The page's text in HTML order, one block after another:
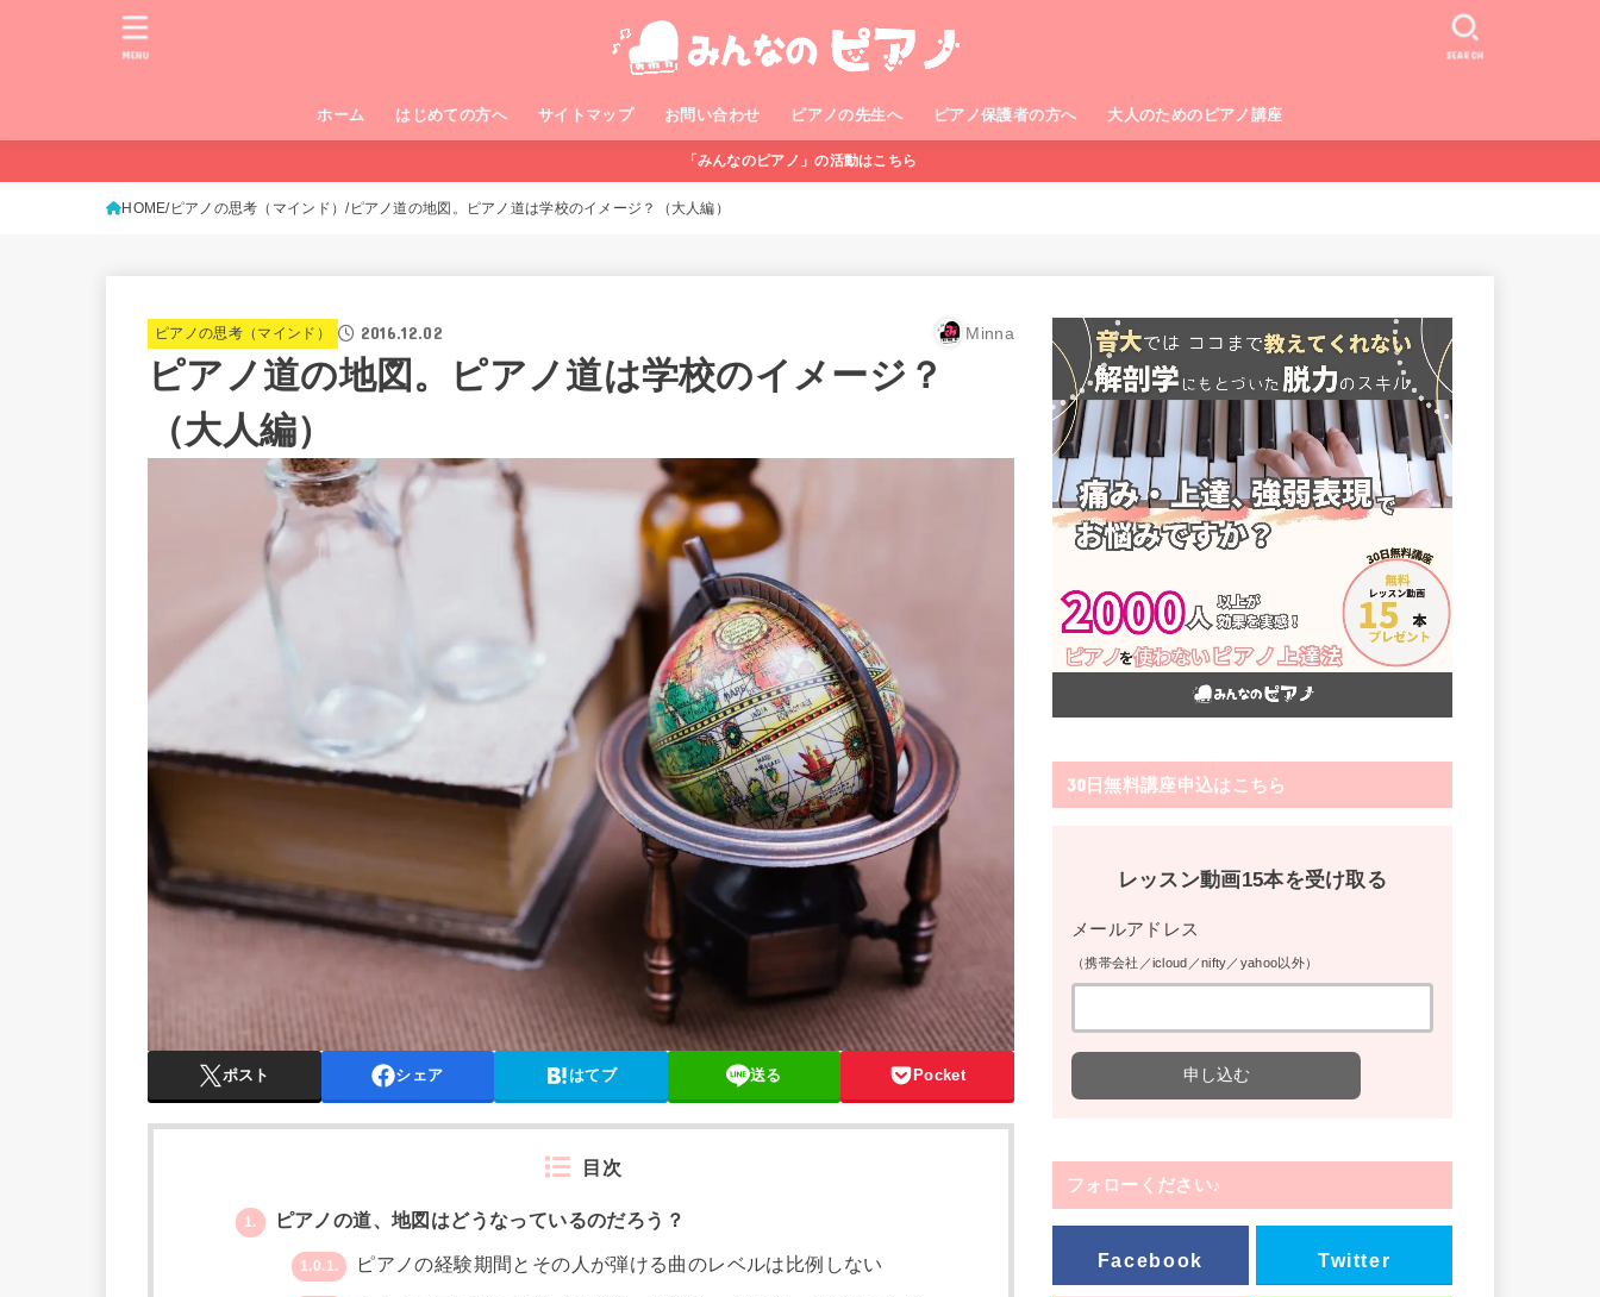
ホーム はじめての方へ サイトマップ お問い合わせ ピアノの先生へ ピアノ保護者の方へ 大人のためのピアノ講座
SEARCH
MENU
「みんなのピアノ」の活動はこちら
HOME ピアノの思考（マインド） ピアノ道の地図。ピアノ道は学校のイメージ？（大人編）
ピアノの思考（マインド） 2016.12.02 Minna
ピアノ道の地図。ピアノ道は学校のイメージ？
（大人編）
ポスト シェア はてブ 送る Pocket
目次
1. ピアノの道、地図はどうなっているのだろう？
1.0.1. ピアノの経験期間とその人が弾ける曲のレベルは比例しない
30日無料講座申込はこちら
レッスン動画15本を受け取る
メールアドレス
（携帯会社／icloud／nifty／yahoo以外）
フォローください♪
Facebook Twitter